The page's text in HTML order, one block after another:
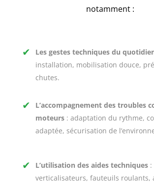
notamment :
✔ Les gestes techniques du
installation, mobilisation douce,
chutes.
✔
L’accompagnement des troubles
moteurs: adaptation du rythme,
adaptée, sécurisation de
✔ L’utilisation des aides techniques:
verticalisateurs, fauteuils roulants,